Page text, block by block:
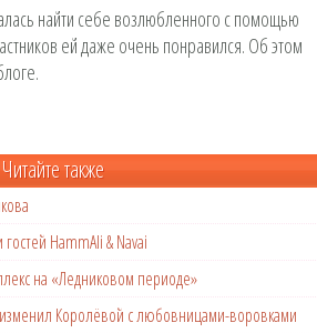
найти себе возлюбленного с помощью
ей даже очень понравился. Об этом
Читайте также
HammAli & Navai
на «Ледниковом периоде»
Королёвой с любовницами-воровками